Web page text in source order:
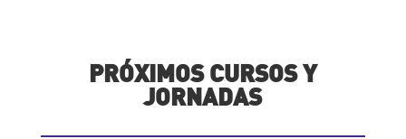
PRÓXIMOS CURSOS Y
JORNADAS